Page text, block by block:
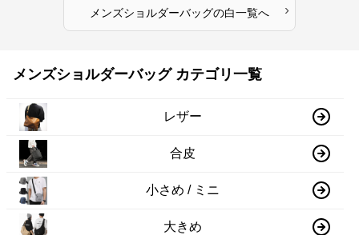
メンズショルダーバッグの白一覧へ ›
メンズショルダーバッグ カテゴリ一覧
レザー
合皮
小さめ / ミニ
大きめ